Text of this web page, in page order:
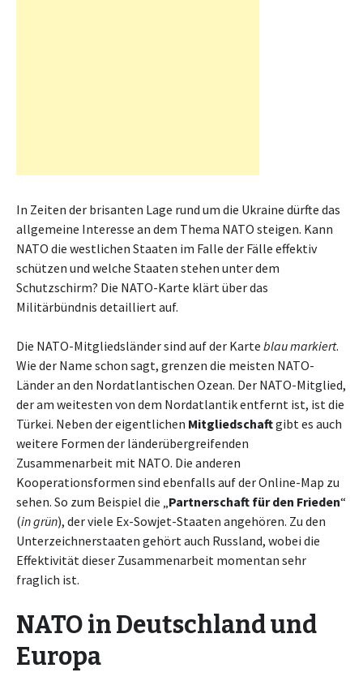
In Zeiten der brisanten Lage rund um die Ukraine dürfte das
allgemeine Interesse an dem Thema NATO steigen. Kann
NATO die westlichen Staaten im Falle der Fälle effektiv
schützen und welche Staaten stehen unter dem
Schutzschirm? Die NATO-Karte klärt über das
Militärbündnis detailliert auf.
Die NATO-Mitgliedsländer sind auf der Karte blau markiert.
Wie der Name schon sagt, grenzen die meisten NATO-
Länder an den Nordatlantischen Ozean. Der NATO-Mitglied,
der am weitesten von dem Nordatlantik entfernt ist, ist die
Türkei. Neben der eigentlichen Mitgliedschaftgibt es auch
weitere Formen der länderübergreifenden
Zusammenarbeit mit NATO. Die anderen
Kooperationsformen sind ebenfalls auf der Online-Map zu
sehen. So zum Beispiel die „Partnerschaft für den Frieden“
(in grün), der viele Ex-Sowjet-Staaten angehören. Zu den
Unterzeichnerstaaten gehört auch Russland, wobei die
Effektivität dieser Zusammenarbeit momentan sehr
fraglich ist.
NATO in Deutschland und
Europa